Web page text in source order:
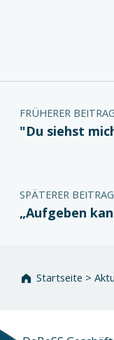
FRÜHERER
"Du siehst
SPÄTERER
„Aufgeben
Startseite >